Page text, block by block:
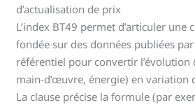
d’actualisation de prix
L’index BT49 permet d’articuler une
fondée sur des données publiées par
référentiel pour convertir l’évolution
main-d’œuvre, énergie) en variation
La clause précise la formule (par